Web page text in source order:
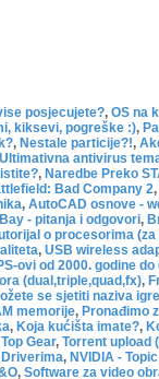
posjecujete?, OS na
kiksevi, pogreške :),
, Nestale particije?!,
Ultimativna antivirus
, Naredbe Preko
Bad Company 2,
, AutoCAD osnove -
- pitanja i odgovori,
o procesorima
, USB wireless
ovi od 2000. godine do
(dual,triple,quad,fx),
se sjetiti naziva
memorije, Pronađimo
, Koja kućišta imate?,
Top Gear, Torrent upload
Driverima, NVIDIA -
, Software za video